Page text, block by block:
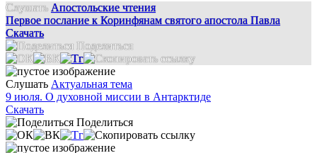
Слушать Апостольские чтения
Первое послание к Коринфянам святого апостола Павла
Скачать
Поделиться
Слушать Актуальная тема
9 июля. О духовной миссии в Антарктиде
Скачать
Поделиться